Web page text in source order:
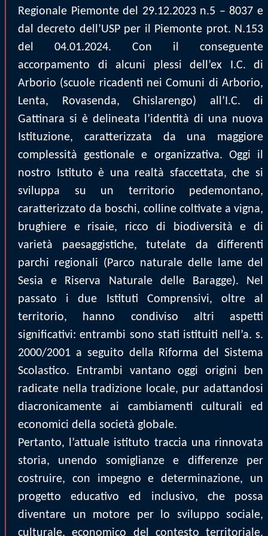
Regionale Piemonte del 29.12.2023 n.5 – 8037 e
dal decreto dell’USP per il Piemonte prot. N.153
del 04.01.2024. Con il conseguente
accorpamento di alcuni plessi dell’ex I.C. di
Arborio (scuole ricadenti nei Comuni di Arborio,
Lenta, Rovasenda, Ghislarengo) all’I.C. di
Gattinara si è delineata l’identità di una nuova
Istituzione, caratterizzata da una maggiore
complessità gestionale e organizzativa. Oggi il
nostro Istituto è una realtà sfaccettata, che si
sviluppa su un territorio pedemontano,
caratterizzato da boschi, colline coltivate a vigna,
brughiere e risaie, ricco di biodiversità e di
varietà paesaggistiche, tutelate da differenti
parchi regionali (Parco naturale delle lame del
Sesia e Riserva Naturale delle Baragge). Nel
passato i due Istituti Comprensivi, oltre al
territorio, hanno condiviso altri aspetti
significativi: entrambi sono stati istituiti nell’a. s.
2000/2001 a seguito della Riforma del Sistema
Scolastico. Entrambi vantano oggi origini ben
radicate nella tradizione locale, pur adattandosi
diacronicamente ai cambiamenti culturali ed
economici della società globale.
Pertanto, l’attuale istituto traccia una rinnovata
storia, unendo somiglianze e differenze per
costruire, con impegno e determinazione, un
progetto educativo ed inclusivo, che possa
diventare un motore per lo sviluppo sociale,
culturale, economico del contesto territoriale.